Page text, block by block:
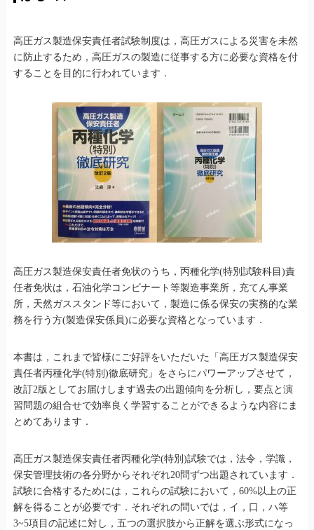
高圧ガス製造保安責任者試験制度は，高圧ガスによる災害を未然
に防止するため，高圧ガスの製造に従事する方に必要な資格を付
することを目的に行われています．
高圧ガス製造保安責任者免状のうち，丙種化学(特別試験科目)責
任者免状は，石油化学コンビナート等製造事業所，充てん事業
所，天然ガススタンド等において，製造に係る保安の実務的な業
務を行う方(製造保安係員)に必要な資格となっています．
本書は，これまで皆様にご好評をいただいた「高圧ガス製造保安
責任者丙種化学(特別)徹底研究」をさらにパワーアップさせて，
改訂2版としてお届けします過去の出題傾向を分析し，要点と演
習問題の組合せで効率良く学習することができるような内容にま
とめてあります．
高圧ガス製造保安責任者丙種化学(特別)試験では，法令，学識，
保安管理技術の各分野からそれぞれ20問ずつ出題されています．
試験に合格するためには，これらの試験において，60%以上の正
解を得ることが必要です．それぞれの問いでは，イ，口，ハ等
3~5項目の記述に対し，五つの選択肢から正解を選ぶ形式になっ